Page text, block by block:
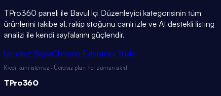
TPro360 paneli ile Bavul İçi Düzenleyici kategorisinin tüm
ürünlerini takibe al, rakip stoğunu canlı izle ve AI destekli listing
analizi ile kendi sayfalarını güçlendir.
Ücretsiz BaşlaChrome Eklentisini Yükle
Kredi kartı istemez · Ücretsiz plan her zaman aktif
TPro360